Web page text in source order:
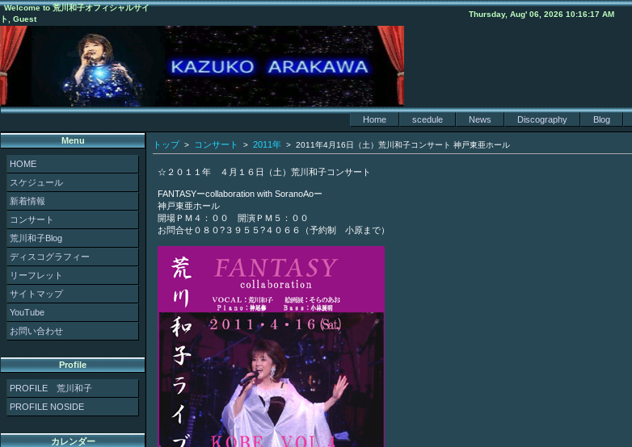
Welcome to 荒川和子オフィシャルサイ
ト, Guest
Thursday, Aug' 06, 2026 10:16:17 AM
Home scedule News Discography Blog
Menu
HOME
スケジュール
新着情報
コンサート
荒川和子Blog
ディスコグラフィー
リーフレット
サイトマップ
YouTube
お問い合わせ
Profile
PROFILE 荒川和子
PROFILE NOSIDE
カレンダー
トップ > コンサート > 2011年 > 2011年4月16日（土）荒川和子コンサート 神戸東亜ホール
☆２０１１年 ４月１６日（土）荒川和子コンサート
FANTASYーcollaboration with SoranoAoー
神戸東亜ホール
開場ＰＭ４：００ 開演ＰＭ５：００
お問合せ０８０?３９５５?４０６６（予約制 小原まで）